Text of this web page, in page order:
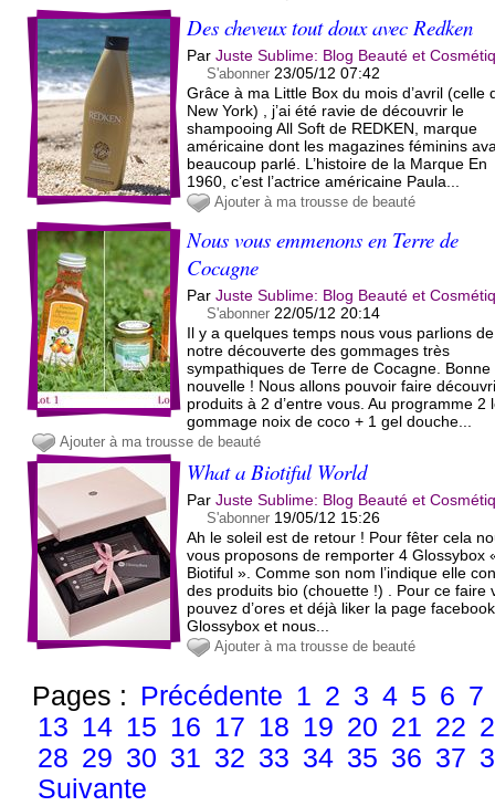
Des cheveux tout doux avec Redken
ParJuste Sublime: Blog Beauté et
S'abonner 23/05/12 07:42
Grâce à ma Little Box du mois d’avril (celle
New York) , j’ai été ravie de découvrir le
shampooing All Soft de REDKEN, marque
américaine dont les magazines féminins
beaucoup parlé. L’histoire de la Marque En
1960, c’est l’actrice américaine Paula...
Ajouter à ma trousse de beauté
Nous vous emmenons en Terre de
Cocagne
ParJuste Sublime: Blog Beauté et
S'abonner 22/05/12 20:14
Il y a quelques temps nous vous parlions de
notre découverte des gommages très
sympathiques de Terre de Cocagne. Bonne
nouvelle ! Nous allons pouvoir faire
produits à 2 d’entre vous. Au programme 2
gommage noix de coco + 1 gel douche...
Ajouter à ma trousse de beauté
What a Biotiful World
ParJuste Sublime: Blog Beauté et
S'abonner 19/05/12 15:26
Ah le soleil est de retour ! Pour fêter cela
vous proposons de remporter 4 Glossybox
Biotiful ». Comme son nom l’indique elle
des produits bio (chouette !) . Pour ce faire
pouvez d’ores et déjà liker la page facebook
Glossybox et nous...
Ajouter à ma trousse de beauté
Pages : Précédente 1 2 3 4 5 6 7
13 14 15 16 17 18 19 20 21 22
28 29 30 31 32 33 34 35 36 37
Suivante